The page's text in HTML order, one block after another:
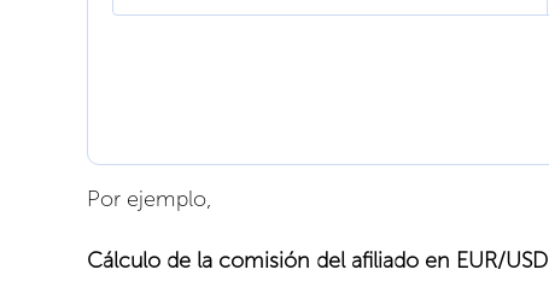
Por ejemplo,
Cálculo de la comisión del afiliado en EUR/USD